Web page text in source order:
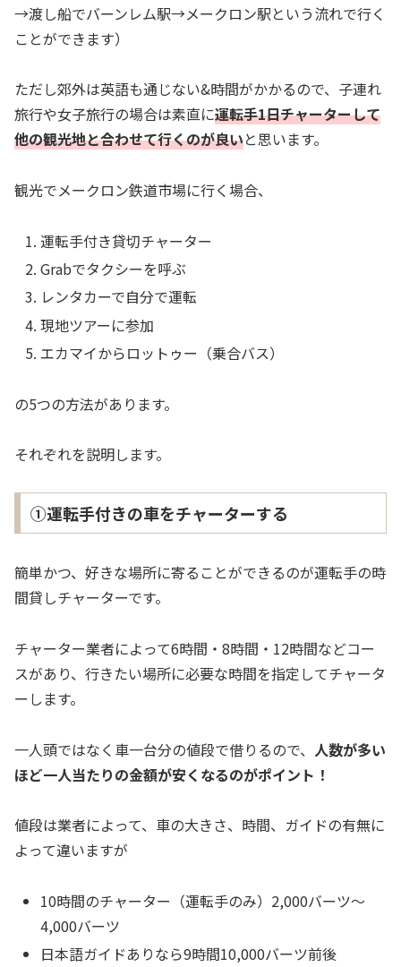
→渡し船でバーンレム駅→メークロン駅という流れで行く
ことができます）
ただし郊外は英語も通じない&時間がかかるので、子連れ
旅行や女子旅行の場合は素直に運転手1日チャーターして
他の観光地と合わせて行くのが良いと思います。
観光でメークロン鉄道市場に行く場合、
運転手付き貸切チャーター
Grabでタクシーを呼ぶ
レンタカーで自分で運転
現地ツアーに参加
エカマイからロットゥー（乗合バス）
の5つの方法があります。
それぞれを説明します。
①運転手付きの車をチャーターする
簡単かつ、好きな場所に寄ることができるのが運転手の時
間貸しチャーターです。
チャーター業者によって6時間・8時間・12時間などコー
スがあり、行きたい場所に必要な時間を指定してチャータ
ーします。
一人頭ではなく車一台分の値段で借りるので、 人数が多い
ほど一人当たりの金額が安くなるのがポイント！
値段は業者によって、車の大きさ、時間、ガイドの有無に
よって違いますが
10時間のチャーター（運転手のみ）2,000バーツ〜
4,000バーツ
日本語ガイドありなら9時間10,000バーツ前後